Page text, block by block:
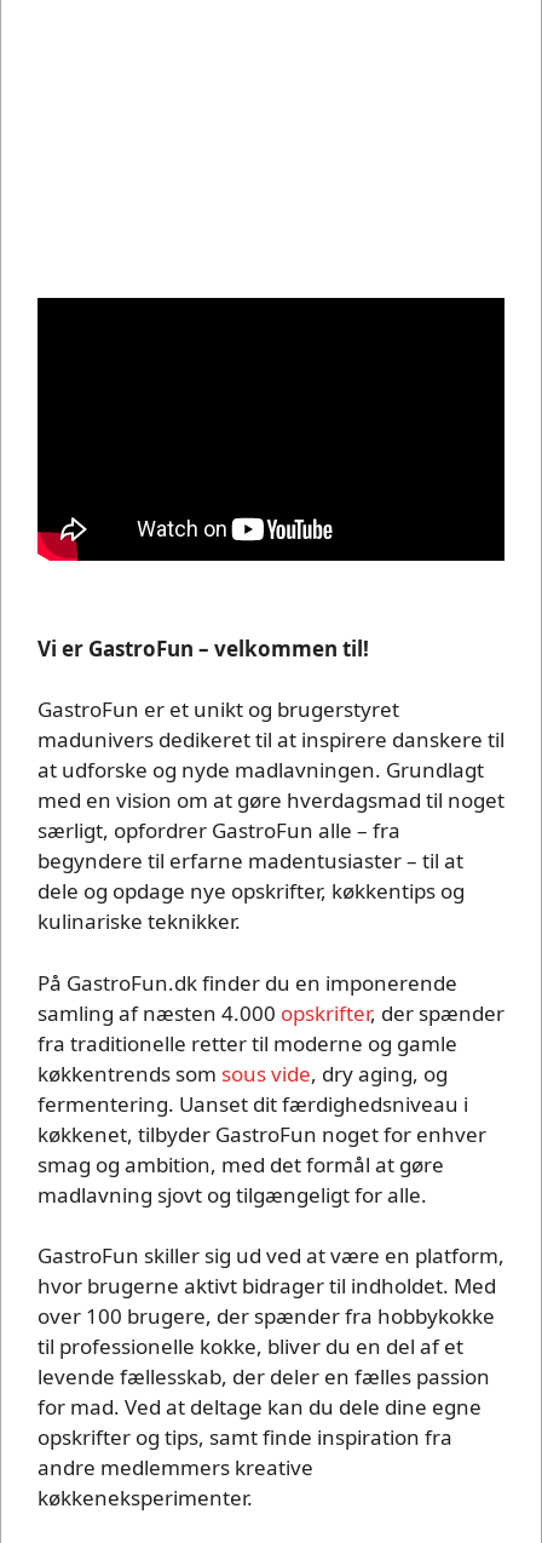
Vi er GastroFun – velkommen til!
GastroFun er et unikt og brugerstyret
madunivers dedikeret til at inspirere danskere til
at udforske og nyde madlavningen. Grundlagt
med en vision om at gøre hverdagsmad til noget
særligt, opfordrer GastroFun alle – fra
begyndere til erfarne madentusiaster – til at
dele og opdage nye opskrifter, køkkentips og
kulinariske teknikker.
På GastroFun.dk finder du en imponerende
samling af næsten 4.000 opskrifter, der spænder
fra traditionelle retter til moderne og gamle
køkkentrends som sous vide, dry aging, og
fermentering. Uanset dit færdighedsniveau i
køkkenet, tilbyder GastroFun noget for enhver
smag og ambition, med det formål at gøre
madlavning sjovt og tilgængeligt for alle.
GastroFun skiller sig ud ved at være en platform,
hvor brugerne aktivt bidrager til indholdet. Med
over 100 brugere, der spænder fra hobbykokke
til professionelle kokke, bliver du en del af et
levende fællesskab, der deler en fælles passion
for mad. Ved at deltage kan du dele dine egne
opskrifter og tips, samt finde inspiration fra
andre medlemmers kreative
køkkeneksperimenter.